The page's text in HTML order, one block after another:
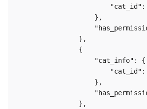
                    },
                },
                {
                    "cat_info": {
                    },
                },